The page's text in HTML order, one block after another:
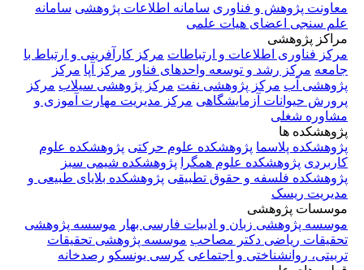
معاونت پژوهش و فناوری سامانه اطلاعات پژوهشی سامانه
علم سنجی اعضای هیات علمی
مراکز پژوهشی
مرکز فناوری اطلاعات و ارتباطات مرکز کارآفرینی و ارتباط با
جامعه مرکز رشد و توسعه واحدهای فناور مرکز آپا مرکز
پژوهشی آب مرکز پژوهشی نفت مرکز پژوهشی سیلاب مرکز
پرورش حیوانات آزمایشگاهی مرکز مدیریت مهارت آموزی و
مشاوره شغلی
پژوهشکده ها
پژوهشکده پلاسما پژوهشکده علوم حرکتی پژوهشکده علوم
کاربردی پژوهشکده علوم همگرا
پژوهشکده شیمی سبز
پژوهشکده فلسفه و حقوق تطبیقی پژوهشکده بلایای طبیعی و
مدیریت ریسک
موسسات پژوهشی
موسسه پژوهشی زبان و ادبیات فارسی بهار موسسه پژوهشی
تحقیقات ریاضی دکتر مصاحب موسسه پژوهشی تحقیقات
تربیتی، روانشناختی و اجتماعی کرسی یونسکو رصدخانه